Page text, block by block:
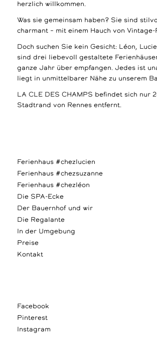
herzlich willkommen.
Was sie gemeinsam haben? Sie sind
charmant – mit einem Hauch von Vintage-
Doch suchen Sie kein Gesicht: Léon,
sind drei liebevoll gestaltete
ganze Jahr über empfangen. Jedes ist
liegt in unmittelbarer Nähe zu unserem
LA CLE DES CHAMPS befindet sich nur
Stadtrand von Rennes entfernt.
Ferienhaus #chezlucien
Ferienhaus #chezsuzanne
Ferienhaus #chezléon
Die SPA-Ecke
Der Bauernhof und wir
Die Regalante
In der Umgebung
Preise
Kontakt
Facebook
Pinterest
Instagram